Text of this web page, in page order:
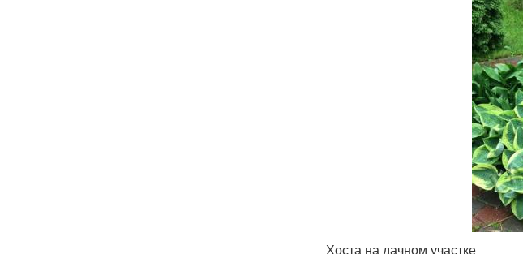
Хоста на дачном участке